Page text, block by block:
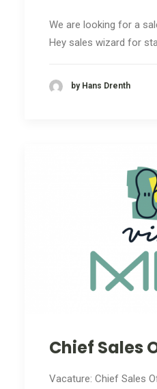
We are looking for a
Hey sales wizard for
by Hans Drenth
Chief Sales
Vacature: Chief Sales